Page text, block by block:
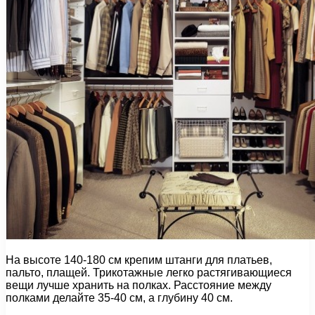
На высоте 140-180 см крепим штанги для платьев,
пальто, плащей. Трикотажные легко растягивающиеся
вещи лучше хранить на полках. Расстояние между
полками делайте 35-40 см, а глубину 40 см.